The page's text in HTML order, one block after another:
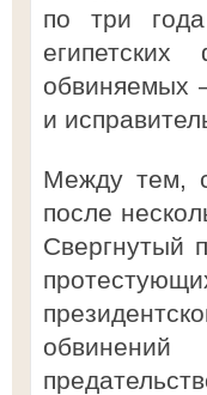
по три
обвиняемых
и
Между тем,
после
Свергнутый